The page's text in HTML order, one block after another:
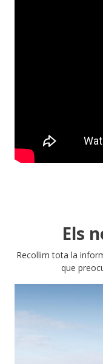
Els
Recollim tota la
que